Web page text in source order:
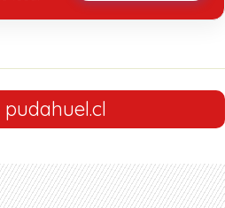
pudahuel.cl